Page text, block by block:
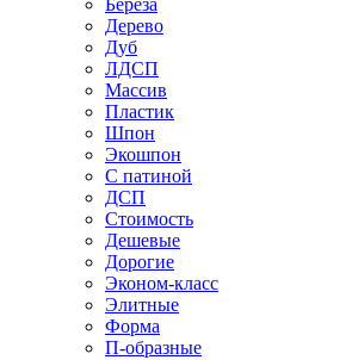
Береза
Дерево
Дуб
ЛДСП
Массив
Пластик
Шпон
Экошпон
С патиной
ДСП
Стоимость
Дешевые
Дорогие
Эконом-класс
Элитные
Форма
П-образные